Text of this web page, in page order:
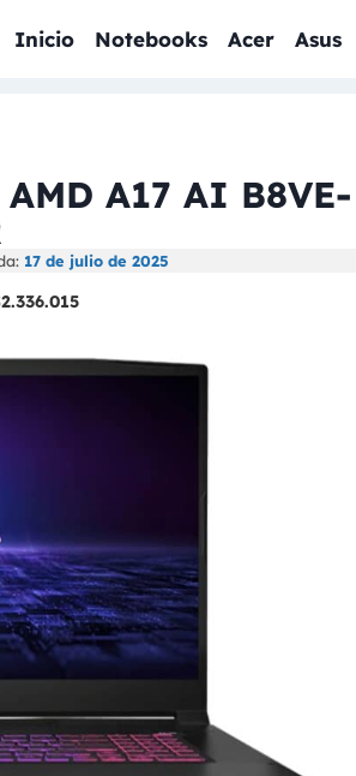
Inicio Notebooks Acer Asus
A17 AI B8VE-
17 de julio de 2025